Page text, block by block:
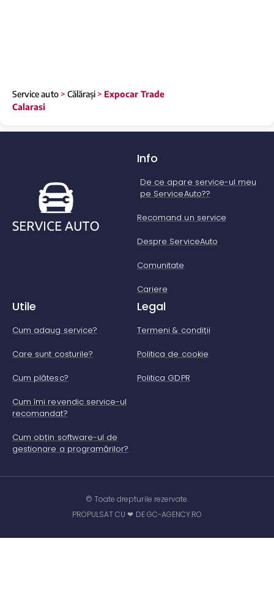
Service auto> Călărași > Expocar Trade
Calarasi
Info
De ce apare service-ul meu
pe ServiceAuto??
Recomand un service
Despre ServiceAuto
Comunitate
Cariere
Utile
Cum adaug service?
Care sunt costurile?
Cum plătesc?
Cum îmi revendic service-ul
recomandat?
Cum obțin software-ul de
gestionare a programărilor?
Legal
Termeni & condiții
Politica de cookie
Politica GDPR
© Toate drepturile rezervate.
PROPULSAT CU ❤ DE GC-AGENCY.RO